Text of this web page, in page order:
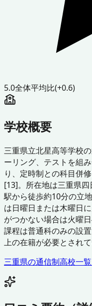
5.0全体平均比(+0.6)
学校概要
三重県立北星高等学校
ーリング、テストを組
り、定時制との科目併
[13]。所在地は三重県
駅から徒歩約10分の立
は日曜日または木曜日
がつかない場合は火曜
課程は普通科のみの設
上の在籍が必要とされて
三重県の通信制高校一